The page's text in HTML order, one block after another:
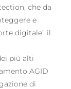
che da
e
digitale” il
più alti
AGID
di